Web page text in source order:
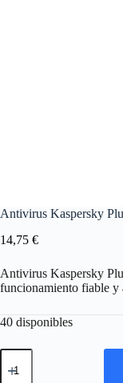
Antivirus Kaspersky
14,75 €
Antivirus Kaspersky
funcionamiento fiable y
40 disponibles
Antivirus
Kaspersky